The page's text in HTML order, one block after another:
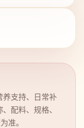
养支持、日常补
配料、规格、
准。